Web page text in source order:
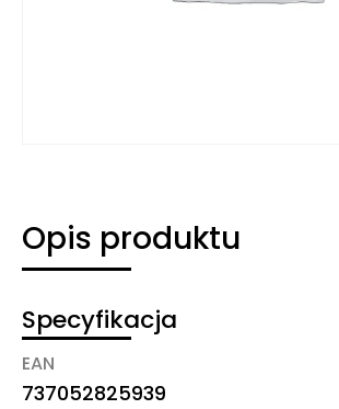
Opis produktu
Specyfikacja
EAN
737052825939